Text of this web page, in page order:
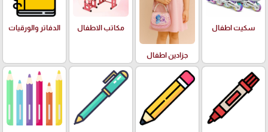
سكيت اطفال
جزادين اطفال
مكاتب الاطفال الدفاتر والورقيات